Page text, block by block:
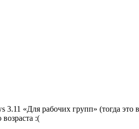
«Для рабочих групп» (тогда это
:(